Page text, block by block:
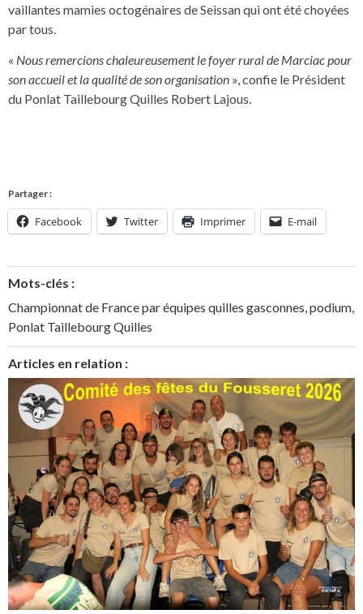
vaillantes mamies octogénaires de Seissan qui ont été choyées
par tous.
« Nous remercions chaleureusement le foyer rural de Marciac pour
son accueil et la qualité de son organisation », confie le Président
du Ponlat Taillebourg Quilles Robert Lajous.
Partager :
Facebook Twitter Imprimer E-mail
Mots-clés :
Championnat de France par équipes quilles gasconnes,podium,
Ponlat Taillebourg Quilles
Articles en relation :